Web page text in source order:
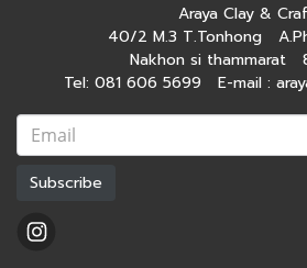
Araya Clay &
40/2 M.3 T.Tonhong
Nakhon si thammarat
Tel: 081 606 5699 E-mail :
Subscribe